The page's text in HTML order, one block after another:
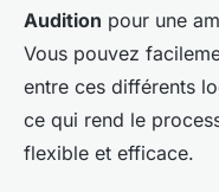
Audition pour une
Vous pouvez
entre ces différents
ce qui rend le
flexible et efficace.